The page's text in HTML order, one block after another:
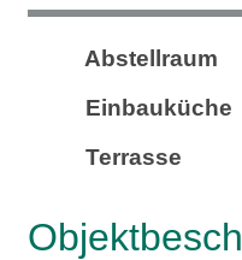
Abstellraum
Einbauküche
Terrasse